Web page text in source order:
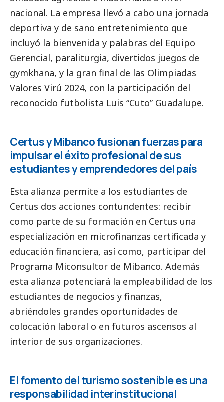
nacional. La empresa llevó a cabo una jornada
deportiva y de sano entretenimiento que
incluyó la bienvenida y palabras del Equipo
Gerencial, paraliturgia, divertidos juegos de
gymkhana, y la gran final de las Olimpiadas
Valores Virú 2024, con la participación del
reconocido futbolista Luis “Cuto” Guadalupe.
Certus y Mibanco fusionan fuerzas para
impulsar el éxito profesional de sus
estudiantes y emprendedores del país
Esta alianza permite a los estudiantes de
Certus dos acciones contundentes: recibir
como parte de su formación en Certus una
especialización en microfinanzas certificada y
educación financiera, así como, participar del
Programa Miconsultor de Mibanco. Además
esta alianza potenciará la empleabilidad de los
estudiantes de negocios y finanzas,
abriéndoles grandes oportunidades de
colocación laboral o en futuros ascensos al
interior de sus organizaciones.
El fomento del turismo sostenible es una
responsabilidad interinstitucional